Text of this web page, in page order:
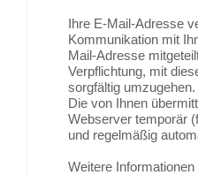
Ihre E-Mail-Adresse
Kommunikation mit
Mail-Adresse
Verpflichtung, mit
sorgfältig umzugehen.
Die von Ihnen
Webserver temporär
und regelmäßig
Weitere